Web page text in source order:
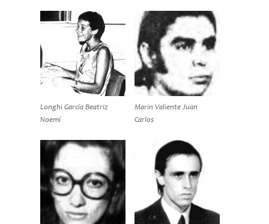
Longhi García Beatriz
Noemí
Marin Valiente Juan
Carlos